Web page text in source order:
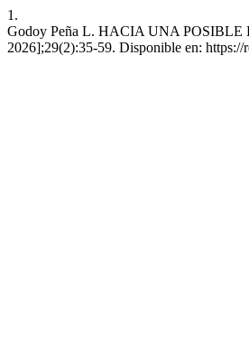
1.
Godoy Peña L. HACIA UNA POSIBLE
2026];29(2):35-59. Disponible en: